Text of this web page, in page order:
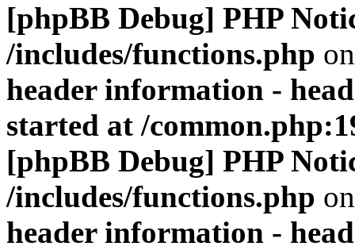
[phpBB Debug] PHP
/includes/functions.php
header information -
started at /
[phpBB Debug] PHP
/includes/functions.php
header information -